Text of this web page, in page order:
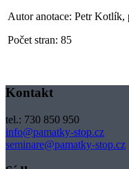
Autor anotace: Petr Kotlík,
Počet stran: 85
Kontakt
tel.: 730 850 950
info@pamatky-stop.cz
seminare@pamatky-stop.cz